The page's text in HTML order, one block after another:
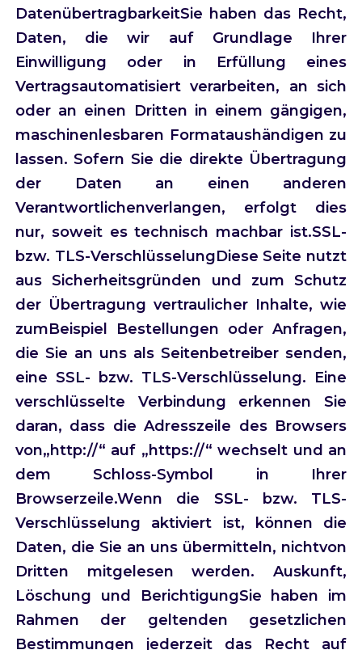
DatenübertragbarkeitSie haben das Recht,
Daten, die wir auf Grundlage Ihrer
Einwilligung oder in Erfüllung eines
Vertragsautomatisiert verarbeiten, an sich
oder an einen Dritten in einem gängigen,
maschinenlesbaren Formataushändigen zu
lassen. Sofern Sie die direkte Übertragung
der Daten an einen anderen
Verantwortlichenverlangen, erfolgt dies
nur, soweit es technisch machbar ist.SSL-
bzw. TLS-VerschlüsselungDiese Seite nutzt
aus Sicherheitsgründen und zum Schutz
der Übertragung vertraulicher Inhalte, wie
zumBeispiel Bestellungen oder Anfragen,
die Sie an uns als Seitenbetreiber senden,
eine SSL- bzw. TLS-Verschlüsselung. Eine
verschlüsselte Verbindung erkennen Sie
daran, dass die Adresszeile des Browsers
von„http://“ auf „https://“ wechselt und an
dem Schloss-Symbol in Ihrer
Browserzeile.Wenn die SSL- bzw. TLS-
Verschlüsselung aktiviert ist, können die
Daten, die Sie an uns übermitteln, nichtvon
Dritten mitgelesen werden. Auskunft,
Löschung und BerichtigungSie haben im
Rahmen der geltenden gesetzlichen
Bestimmungen jederzeit das Recht auf